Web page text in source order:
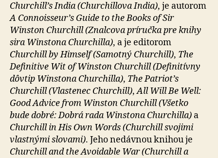
Churchill’s India (Churchillova India), je autorom
A Connoisseur’s Guide to the Books of Sir
Winston Churchill (Znalcova príručka pre knihy
sira Winstona Churchilla), a je editorom
Churchill by Himself (Samotný Churchill), The
Definitive Wit of Winston Churchill (Definitívny
dôvtip Winstona Churchilla), The Patriot’s
Churchill (Vlastenec Churchill),All Will Be Well:
Good Advice from Winston Churchill (Všetko
bude dobré: Dobrá rada Winstona Churchilla) a
Churchill in His Own Words (Churchill svojimi
vlastnými slovami). Jeho nedávnou knihou je
Churchill and the Avoidable War (Churchill a